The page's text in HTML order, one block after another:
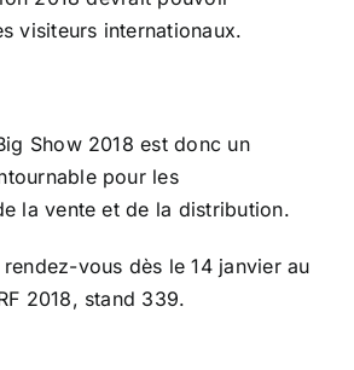
visiteurs internationaux.
Show 2018 est donc un
pour les
la vente et de la distribution.
vous dès le 14 janvier au
2018, stand 339.